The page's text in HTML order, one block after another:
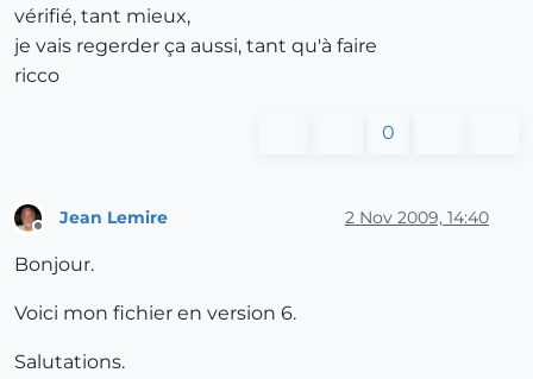
vérifié, tant mieux,
je vais regerder ça aussi, tant qu'à faire
ricco
0
Jean Lemire 2 Nov 2009, 14:40
Bonjour.
Voici mon fichier en version 6.
Salutations.